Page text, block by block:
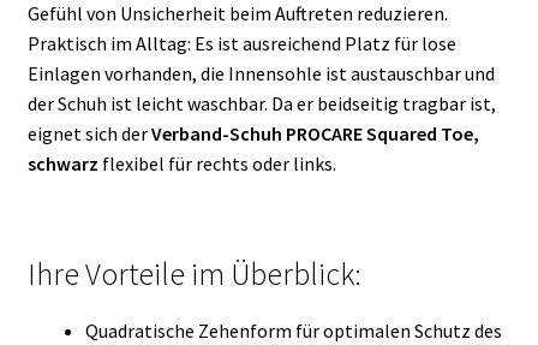
Gefühl von Unsicherheit beim Auftreten reduzieren.
Praktisch im Alltag: Es ist ausreichend Platz für lose
Einlagen vorhanden, die Innensohle ist austauschbar und
der Schuh ist leicht waschbar. Da er beidseitig tragbar ist,
eignet sich derVerband-Schuh PROCARE Squared Toe,
schwarz flexibel für rechts oder links.
Ihre Vorteile im Überblick:
Quadratische Zehenform für optimalen Schutz des